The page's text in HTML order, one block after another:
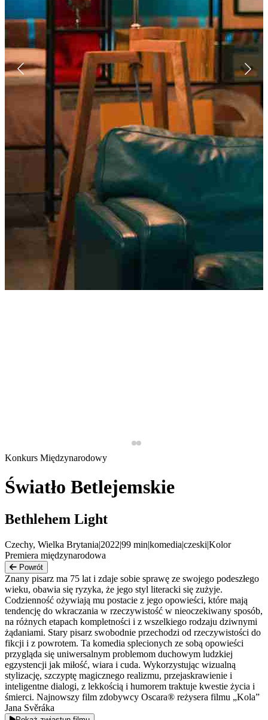
Konkurs Międzynarodowy
Światło Betlejemskie
Bethlehem Light
Czechy, Wielka Brytania|2022|99 min|komedia|czeski|Kolor
Premiera międzynarodowa
Powrót
Znany pisarz ma 75 lat i zdaje sobie sprawę ze swojego podeszłego
wieku, obawia się ryzyka, że jego styl literacki się zużyje.
Codzienność ożywiają mu postacie z jego opowieści, które mają
tendencję do wkraczania w rzeczywistość w nieoczekiwany sposób,
na różnych etapach kompletności i z wszelkiego rodzaju dziwnymi
żądaniami. Stary pisarz swobodnie przechodzi od rzeczywistości do
fikcji i z powrotem. Ta komedia splecionych ze sobą opowieści
przygląda się uniwersalnym problemom duchowym ludzkiej
egzystencji jak miłość, wiara i cuda. Wykorzystując wizualną
stylizację, szczyptę magicznego realizmu, przejaskrawienie i
inteligentne dialogi, z lekkością i humorem traktuje kwestie życia i
śmierci. Najnowszy film zdobywcy Oscara® reżysera filmu „Kola”
Jana Svěráka